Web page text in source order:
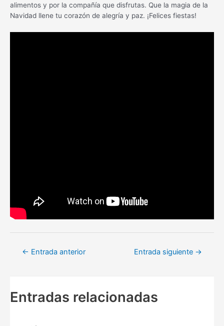
alimentos y por la compañía que disfrutas. Que la magia de la
Navidad llene tu corazón de alegría y paz. ¡Felices fiestas!
Navegación
← Entrada anterior Entrada siguiente →
Entradas relacionadas